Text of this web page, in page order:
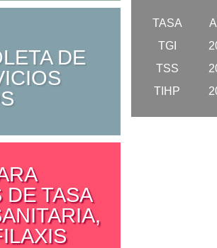
DE
TASA
TASA
TGI
TSS
TIHP